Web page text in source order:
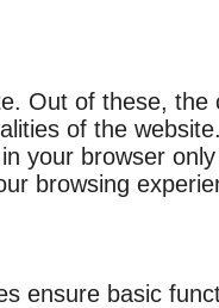
Out of these,
of the
your browser
browsing
ensure basic